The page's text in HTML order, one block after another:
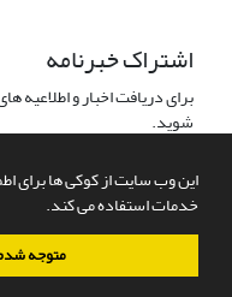
این وب سایت از کوکی ها برای
خدمات استفاده می کند.
متوجه
اشتراک خبرنامه
برای دریافت اخبار و
شوید.
سامانه مدیریت نشریات علمی.